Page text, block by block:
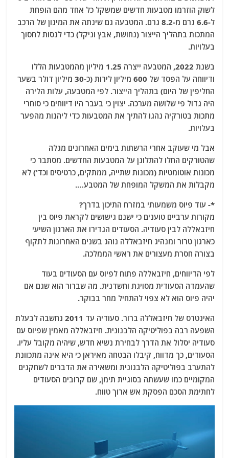
לשוק הוזרמו מטבעות חדשים שמשקל כל אחד מהם הופחת
ל-6.6 גרם מ-8.2 גרם. המטבעה גם שינתה את המינון של הרכב
המתכות בתהליך הייצור (נחושת, אבץ וניקל) כדי לנסות לחסוך
בעלויות.
בשנת 2022, המטבעה ייצרה 1.25 מיליון מהמטבעות הללו
ודיווחה על הפסד של 600 מיליון לירות (כ-30 מיליון דולר בשער
החליפין של היום) בתהליך הייצור. לפי המטבעה, עלות הלירה
היה גדול פי שלושה מערכה. יצוין כי בעבר היו דיווחים כי סוחרי
מתכות בטורקיה נהגו להתיך את המטבעות כדי ליהנות מהפער
בעלויות.
אבל מי שעוקב אחרי הרשתות בימים האחרונים מגלה
שהטורקים החלו להתלונן על המטבעות החדשים. מסתבר כי
מכונות אוטומטיות (מכונות שתייה, ממתקים, כרטיסים וכד') לא
מקבלות את המשקל המופחת של המטבע….
*- עוד פיוס משמעותי במזרח התיכון בדרך?
מקורות ערביים טוענים כי ישנם גישושים לקראת פיוס בין
חיזבאללה לבין סעודיה. הסעודים הגדירו את הארגון השיעי
כארגון טרור ומנהיג חיזבאללה נוהג בשנים האחרונות לתקוף
בצורה חסרת מעצורים את ראשי הממלכה.
לפי הדיווחים, חיזבאללה פתוח לפיוס עם הסעודים בעוד
שהעמדה הסעודית מסויגת וחשדנית. מה שברור הוא שגם אם
יהיה פיוס הוא לא צפוי להתחיל מחר בבוקר.
האינטרס של חיזבאללה ברור. סעודיה עד 2011 נחשבה לבעלת
השפעה רבה בפוליטיקה הלבנונית. חיזבאללה מאמין שפיוס עם
סעודיה יסלול את הדרך לבחירת נשיא חדש, שיהיה מקובל עליו.
הסעודים, כך מדווח, קיבלו הבטחה מאיראן כי היא אינה מתכוונת
להתערב בפוליטיקה הלבנונית ומשאירה את הדברים לשחקנים
המקומיים כמו שעשתה בסוגיית תימן, שם קרובים הסעודים
לחתימת הסכם הפסקת אש ארוך טווח.